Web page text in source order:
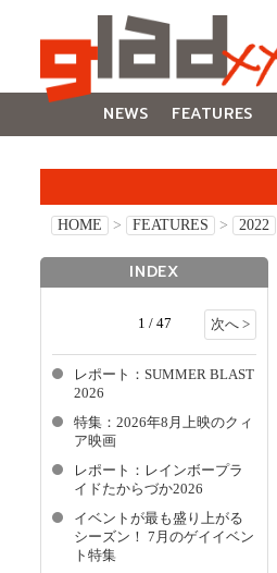
NEWS FEATURES
HOME > FEATURES > 2022
INDEX
1 / 47 次へ >
レポート：SUMMER BLAST
2026
特集：2026年8月上映のクィ
ア映画
レポート：レインボープラ
イドたからづか2026
イベントが最も盛り上がる
シーズン！ 7月のゲイイベン
ト特集